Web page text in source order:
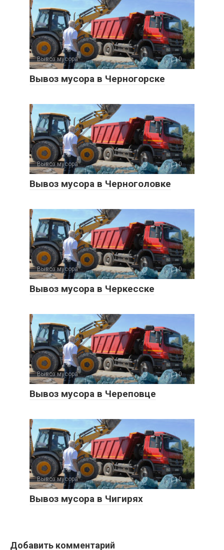
Вывоз мусора 0
Вывоз мусора в Черногорске
Вывоз мусора 0
Вывоз мусора в Черноголовке
Вывоз мусора 0
Вывоз мусора в Черкесске
Вывоз мусора 0
Вывоз мусора в Череповце
Вывоз мусора 0
Вывоз мусора в Чигирях
Добавить комментарий